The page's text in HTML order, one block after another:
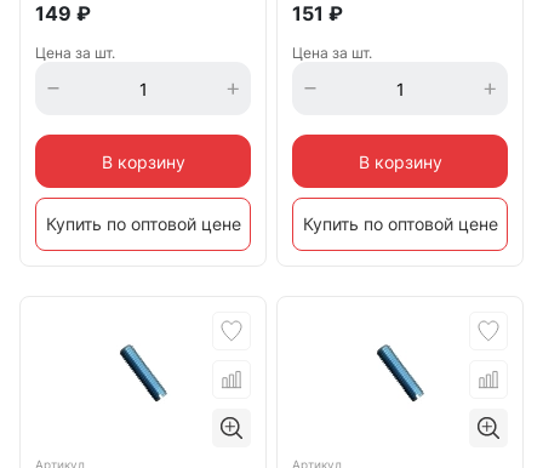
149 ₽
Цена за шт.
В корзину
Купить по оптовой цене
151 ₽
Цена за шт.
В корзину
Купить по оптовой цене
Артикул
Артикул